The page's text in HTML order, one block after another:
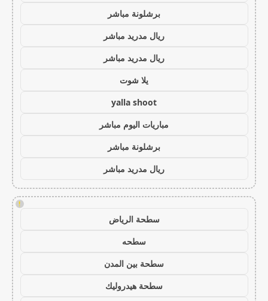
برشلونة مباشر
ريال مدريد مباشر
ريال مدريد مباشر
يلا شوت
yalla shoot
مباريات اليوم مباشر
برشلونة مباشر
ريال مدريد مباشر
!
سطحة الرياض
سطحه
سطحة بين المدن
سطحة هيدروليك